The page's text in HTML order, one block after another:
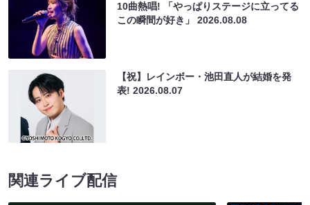
10曲熱唱! 「やっぱりステージに立ってる
この瞬間が好き」2026.08.08
【祝】レインボー・池田直人が結婚を発
表!2026.08.07
関連ライブ配信